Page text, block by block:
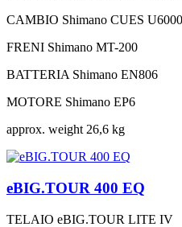
CAMBIO Shimano CUES U6000
FRENI Shimano MT-200
BATTERIA Shimano EN806
MOTORE Shimano EP6
approx. weight 26,6 kg
eBIG.TOUR 400 EQ
TELAIO eBIG.TOUR LITE IV